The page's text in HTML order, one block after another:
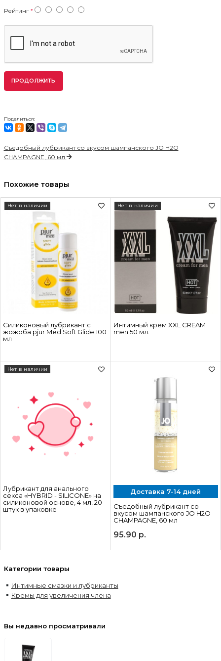
Рейтинг
ПРОДОЛЖИТЬ
Поделиться:
Съедобный лубрикант со вкусом шампанского JO H2O
CHAMPAGNE, 60 мл
Похожие товары
Силиконовый лубрикант с
жожоба pjur Med Soft Glide 100
мл
Нет в наличии
Интимный крем XXL CREAM
men 50 мл.
Нет в наличии
Лубрикант для анального
секса «HYBRID - SILICONE» на
силиконовой основе, 4 мл, 20
штук в упаковке
Нет в наличии
Доставка 7-14 дней
Съедобный лубрикант со
вкусом шампанского JO H2O
CHAMPAGNE, 60 мл
95.90 р.
Категории товары
Интимные смазки и лубриканты
Кремы для увеличения члена
Вы недавно просматривали